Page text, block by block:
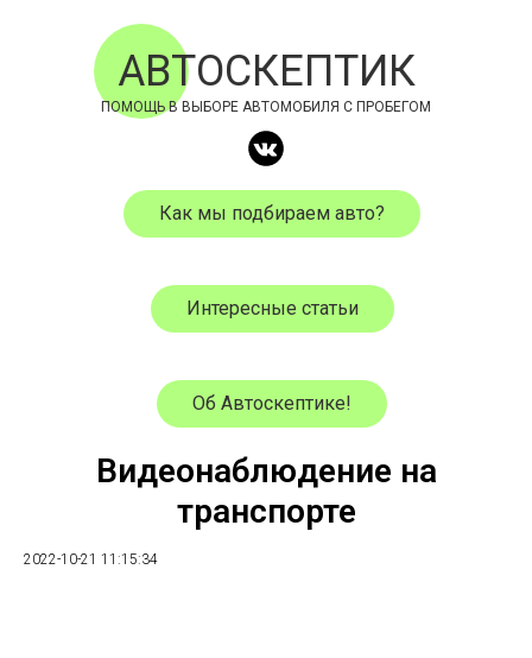
АВТОСКЕПТИК
ПОМОЩЬ В ВЫБОРЕ АВТОМОБИЛЯ С ПРОБЕГОМ
Как мы подбираем авто?
Интересные статьи
Об Автоскептике!
Видеонаблюдение на
транспорте
2022-10-21 11:15:34